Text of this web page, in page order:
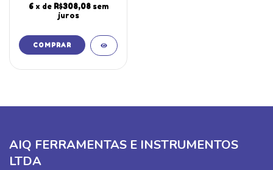
Certificado
6 x de R$308,08 sem
juros
AIQ FERRAMENTAS E INSTRUMENTOS
LTDA